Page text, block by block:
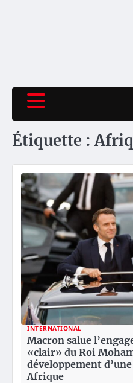
Étiquette :
INTERNATIONAL
Macron salue
«clair» du Roi
développement
Afrique